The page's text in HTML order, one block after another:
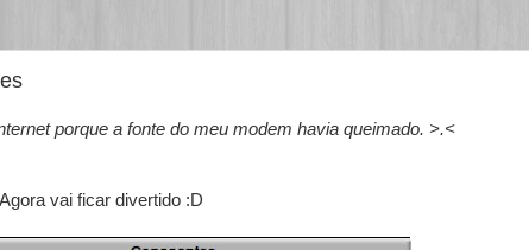
porque a fonte do meu modem havia queimado. >.<
vai ficar divertido :D